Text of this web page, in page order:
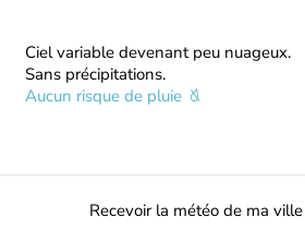
Ciel variable devenant peu nuageux.
Sans précipitations.
Aucun risque de pluie
Recevoir la météo de ma ville